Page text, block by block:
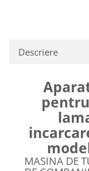
Descriere
MASINA DE